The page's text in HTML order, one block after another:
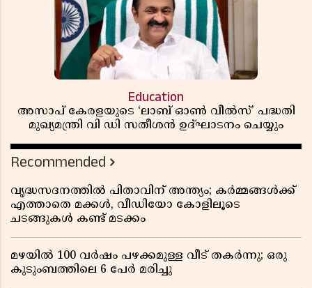
Education
അസാപ് കേരളയുടെ ‘ലാബ് ഓൺ വീൽസ്’ പദ്ധതി
മുഖ്യമന്ത്രി വി ഡി സതീശൻ ഉദ്ഘാടനം ചെയ്യും
Recommended
വൃദ്ധസദനത്തിൽ പിതാവിന് അന്ത്യം; കർമ്മങ്ങൾക്ക്
എത്താതെ മക്കൾ, വീഡിയോ കോളിലൂടെ
ചടങ്ങുകൾ കണ്ട് മടക്കം
മഴയിൽ 100 വർഷം പഴക്കമുള്ള വീട് തകർന്നു; ഒരു
കുടുംബത്തിലെ 6 പേർ മരിച്ചു